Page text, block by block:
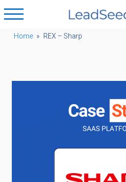
Home » REX – Sharp